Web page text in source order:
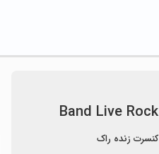
Band Live Rock
کنسرت زنده راک